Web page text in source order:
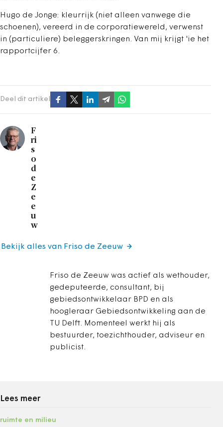
Hugo de Jonge: kleurrijk (niet alleen vanwege die
schoenen), vereerd in de corporatiewereld, verwenst
in (particuliere) beleggerskringen. Van mij krijgt 'ie het
rapportcijfer 6.
Deel dit artikel
F
ri
s
o
d
e
Z
e
e
u
w
Friso de Zeeuw was actief als wethouder,
gedeputeerde, consultant, bij
gebiedsontwikkelaar BPD en als
hoogleraar Gebiedsontwikkeling aan de
TU Delft. Momenteel werkt hij als
bestuurder, toezichthouder, adviseur en
publicist.
Bekijk alles van Friso de Zeeuw
Lees meer
ruimte en milieu